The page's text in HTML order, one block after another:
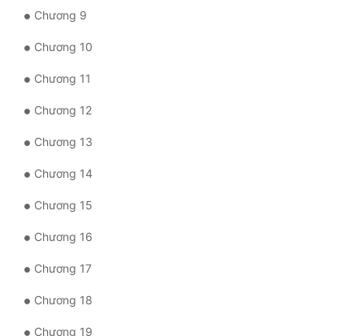
Chương 9
Chương 10
Chương 11
Chương 12
Chương 13
Chương 14
Chương 15
Chương 16
Chương 17
Chương 18
Chương 19